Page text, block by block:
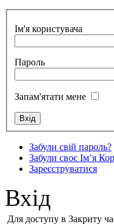
Ім'я користувача
Пароль
Запам'ятати мене
Забули свій пароль?
Забули своє Ім’я
Зареєструватися
Вхід
Для доступу в Закриту